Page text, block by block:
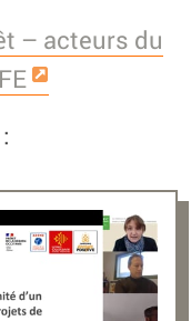
– acteurs du